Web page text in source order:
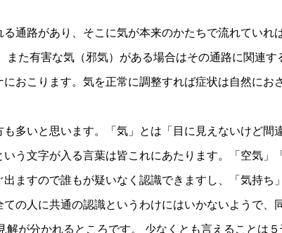
通路があり、そこに気が本来のかたちで流れていれ
た有害な気（邪気）がある場合はその通路に関連す
おこります。気を正常に調整すれば症状は自然にお
多いと思います。「気」とは「目に見えないけど間
う文字が入る言葉は皆これにあたります。「空気」
ますので誰もが疑いなく認識できますし、「気持ち
の人に共通の認識というわけにはいかないようで、
が分かれるところです。 少なくとも言えることは